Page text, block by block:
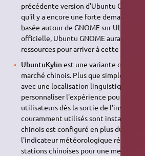
précédente version d'Ubuntu GNOME
qu'il y a encore une forte demande
basée autour de GNOME sur Ubuntu.
officielle, Ubuntu GNOME aura
ressources pour arriver à cette fin.
UbuntuKylinest une variante officielle
marché chinois. Plus que simplement
avec une localisation linguistique
personnaliser l'expérience pour bien
utilisateurs dès la sortie de
couramment utilisés sont installés par
chinois est configuré en plus du
l'indicateur météorologique récupère
stations chinoises pour une meilleure